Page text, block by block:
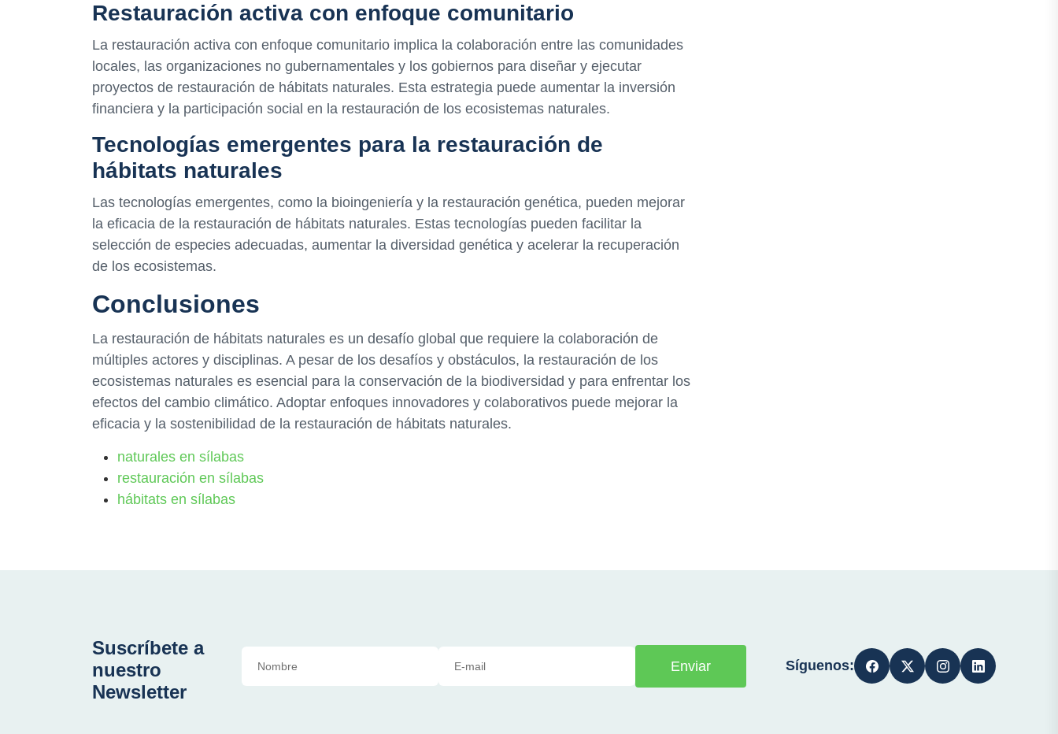
Restauración activa con enfoque comunitario
La restauración activa con enfoque comunitario implica la colaboración entre las comunidades
locales, las organizaciones no gubernamentales y los gobiernos para diseñar y ejecutar
proyectos de restauración de hábitats naturales. Esta estrategia puede aumentar la inversión
financiera y la participación social en la restauración de los ecosistemas naturales.
Tecnologías emergentes para la restauración de
hábitats naturales
Las tecnologías emergentes, como la bioingeniería y la restauración genética, pueden mejorar
la eficacia de la restauración de hábitats naturales. Estas tecnologías pueden facilitar la
selección de especies adecuadas, aumentar la diversidad genética y acelerar la recuperación
de los ecosistemas.
Conclusiones
La restauración de hábitats naturales es un desafío global que requiere la colaboración de
múltiples actores y disciplinas. A pesar de los desafíos y obstáculos, la restauración de los
ecosistemas naturales es esencial para la conservación de la biodiversidad y para enfrentar los
efectos del cambio climático. Adoptar enfoques innovadores y colaborativos puede mejorar la
eficacia y la sostenibilidad de la restauración de hábitats naturales.
naturales en sílabas
restauración en sílabas
hábitats en sílabas
Suscríbete a
nuestro
Newsletter
Enviar Síguenos: